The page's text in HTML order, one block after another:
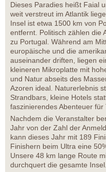
Dieses Paradies heißt Faial
weit verstreut im Atlantik
Insel ist etwa 1500 km von
entfernt. Politisch zählen die
zu Portugal. Während am
europäische und die
auseinander driften, liegen
kleineren Mikroplatte mit
und Natur abseits des
Azoren ideal. Naturerlebnis
Strandbars, kleine Hotels
faszinierendes Abenteuer
Nachdem die Veranstalter
Jahr von der Zahl der
kann dieses Jahr mit 189
Finishern beim Ultra eine
Unsere 48 km lange Route
durchquert die gesamte Insel.